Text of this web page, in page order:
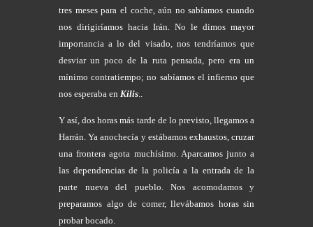
tres meses para el coche, aún no sabíamos cuando
nos dirigiríamos hacia Irán. No le dimos mayor
importancia a lo del visado, nos tendríamos que
desviar un poco de la ruta pensada, pero era un
mínimo contratiempo; no sabíamos el infierno que
nos esperaba en Kilis..
Y así, dos horas más tarde de lo previsto, llegamos a
Harrán. Ya anochecía y estábamos exhaustos, cruzar
una frontera agota muchísimo. Aparcamos junto a
las dependencias de la policía a la entrada de la
parte nueva del pueblo. Nos acomodamos y
preparamos algo de comer, llevábamos horas sin
probar bocado.